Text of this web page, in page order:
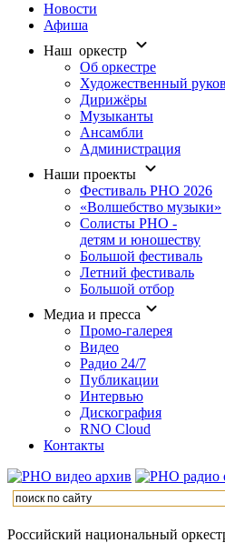
Новости
Афиша
Наш оркестр
Об оркестре
Художественный
Дирижёры
Музыканты
Ансамбли
Администрация
Наши проекты
Фестиваль РНО 2026
«Волшебство музыки»
Солисты РНО -
детям и юношеству
Большой фестиваль
Летний фестиваль
Большой отбор
Медиа и пресса
Промо-галерея
Видео
Радио 24/7
Публикации
Интервью
Дискография
RNO Cloud
Контакты
Российский национальный